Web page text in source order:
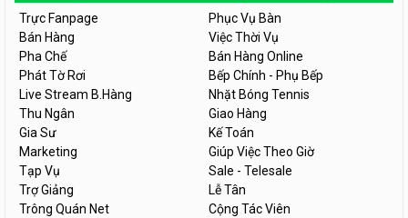
Trực Fanpage
Phục Vụ Bàn
Bán Hàng
Việc Thời Vụ
Pha Chế
Bán Hàng Online
Phát Tờ Rơi
Bếp Chính - Phụ Bếp
Live Stream B.Hàng
Nhặt Bóng Tennis
Thu Ngân
Giao Hàng
Gia Sư
Kế Toán
Marketing
Giúp Việc Theo Giờ
Tạp Vụ
Sale - Telesale
Trợ Giảng
Lễ Tân
Trông Quán Net
Cộng Tác Viên